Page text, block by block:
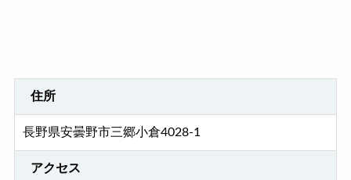
住所
長野県安曇野市三郷小倉4028-1
アクセス